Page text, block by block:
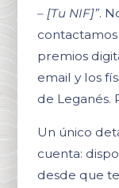
– [Tu NIF]”.
premios
email y los
de Leganés.
Un único
cuenta:
desde que